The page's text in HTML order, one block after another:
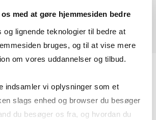
med at gøre hjemmesiden bedre
og lignende teknologier til bedre at
bruges, og til at vise mere
om vores uddannelser og tilbud.
indsamler vi oplysninger som et
slags enhed og browser du besøger
du besøger os fra, og hvordan du
access